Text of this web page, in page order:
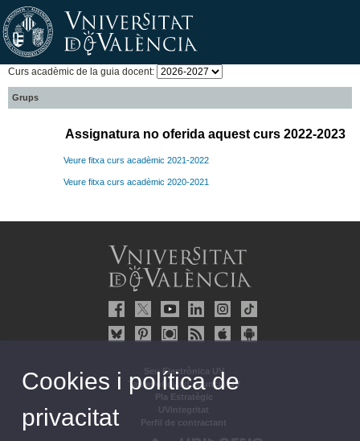
Curs acadèmic de la guia docent:
Grups
Assignatura no oferida aquest curs 2022-2023
Veure fitxa curs acadèmic 2021-2022
Veure fitxa curs acadèmic 2020-2021
Seu Electrònica UV
Tauler oficial d'anuncis UV
Pla Estratègic
UVintegritat
Perfil de contractant
Cookies i política de
privacitat